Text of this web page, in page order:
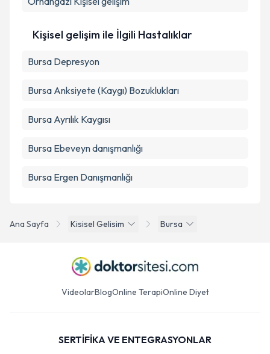
Ana Sayfa Kisisel Gelisim Bursa
Kişisel gelişim ile İlgili Hastalıklar
Bursa Depresyon
Bursa Anksiyete (Kaygı) Bozuklukları
Bursa Ayrılık Kaygısı
Bursa Ebeveyn danışmanlığı
Bursa Ergen Danışmanlığı
VideolarBlogOnline TerapiOnline Diyet
SERTİFİKA VE ENTEGRASYONLAR